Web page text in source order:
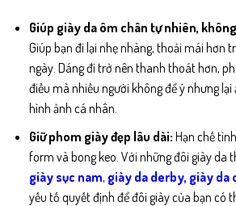
Giúp giày da ôm chân tự nhiên,
Giúp bạn đi lại nhẹ nhàng, thoải mái hơn
ngày. Dáng đi trở nên thanh thoát hơn,
điều mà nhiều người không để ý nhưng
hình ảnh cá nhân.
Giữ phom giày đẹp lâu dài: Hạn chế
form và bong keo. Với những đôi giày da
giày sục nam, giày da derby, giày da
yếu tố quyết định để đôi giày của bạn có